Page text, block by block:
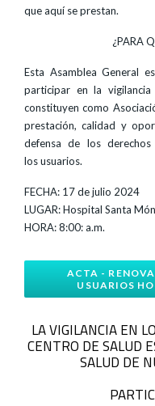
que aquí se prestan.
¿PARA
Esta Asamblea General
participar en la
constituyen como
prestación, calidad y
defensa de los
los usuarios.
FECHA: 17 de julio 2024
LUGAR: Hospital Santa
HORA: 8:00: a.m.
ACTA -
USUARIOS
LA VIGILANCIA EN
CENTRO DE SALUD
SALUD DE